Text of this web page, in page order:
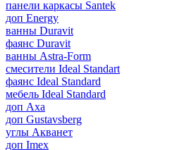
панели каркасы Santek
доп Energy
ванны Duravit
фаянс Duravit
ванны Astra-Form
смесители Ideal Standart
фаянс Ideal Standard
мебель Ideal Standard
доп Axa
доп Gustavsberg
углы Акванет
доп Imex